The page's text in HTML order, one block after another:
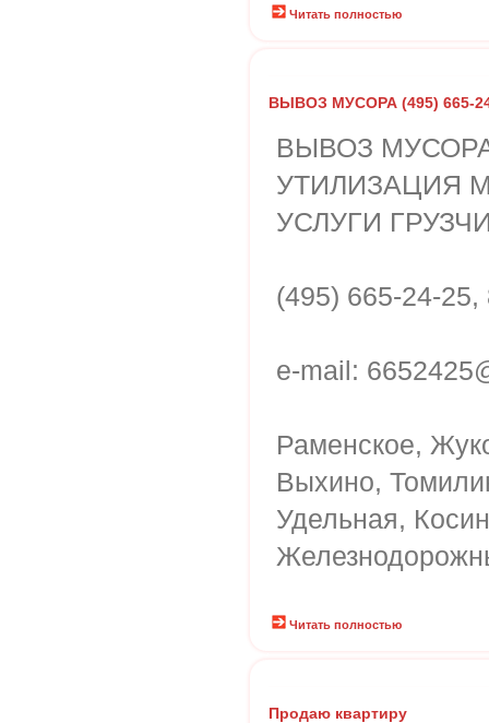
Читать полностью
ВЫВОЗ МУСОРА (495) 665-
ВЫВОЗ
УТИЛИЗАЦИЯ
УСЛУГИ
(495) 665-24-
e-mail:
Раменское,
Выхино,
Удельная,
Читать полностью
Продаю квартиру